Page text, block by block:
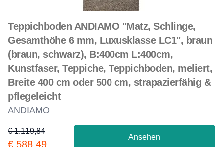
Teppichboden ANDIAMO "Matz, Schlinge,
Gesamthöhe 6 mm, Luxusklasse LC1", braun
(braun, schwarz), B:400cm L:400cm,
Kunstfaser, Teppiche, Teppichboden, meliert,
Breite 400 cm oder 500 cm, strapazierfähig &
pflegeleicht
ANDIAMO
Product information
€ 1.119,84
€ 588,49
Ansehen